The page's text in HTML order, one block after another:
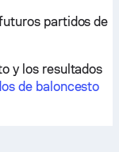
partidos de
y los resultados
de baloncesto